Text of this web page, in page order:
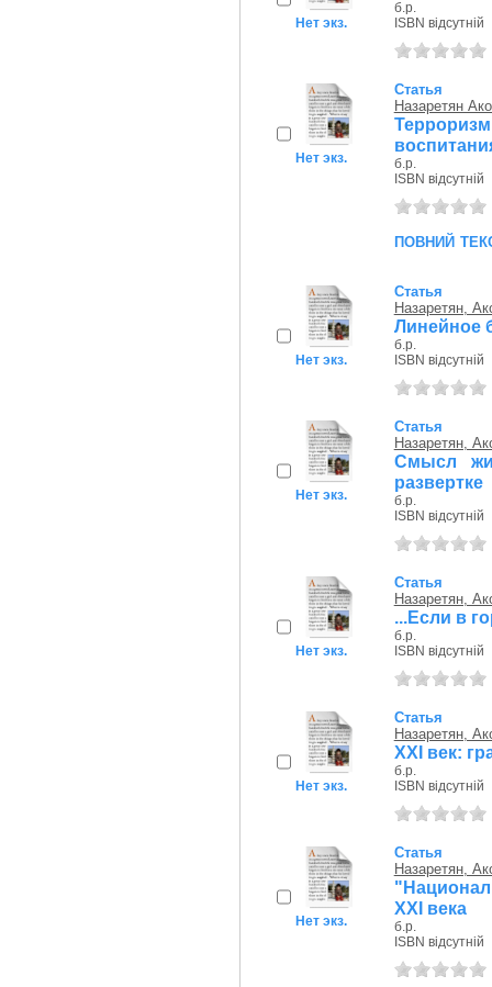
Нет экз.
б.р.
ISBN відсутній
Нет экз.
Статья
Назаретян
б.р.
ISBN відсутній
повний
Нет экз.
Статья
Назаретян,
Линейное
б.р.
ISBN відсутній
Нет экз.
Статья
Назаретян,
Смысл
развертке
б.р.
ISBN відсутній
Нет экз.
Статья
Назаретян,
...Если в
б.р.
ISBN відсутній
Нет экз.
Статья
Назаретян,
ХХІ век:
б.р.
ISBN відсутній
Нет экз.
Статья
Назаретян,
ХХІ века
б.р.
ISBN відсутній